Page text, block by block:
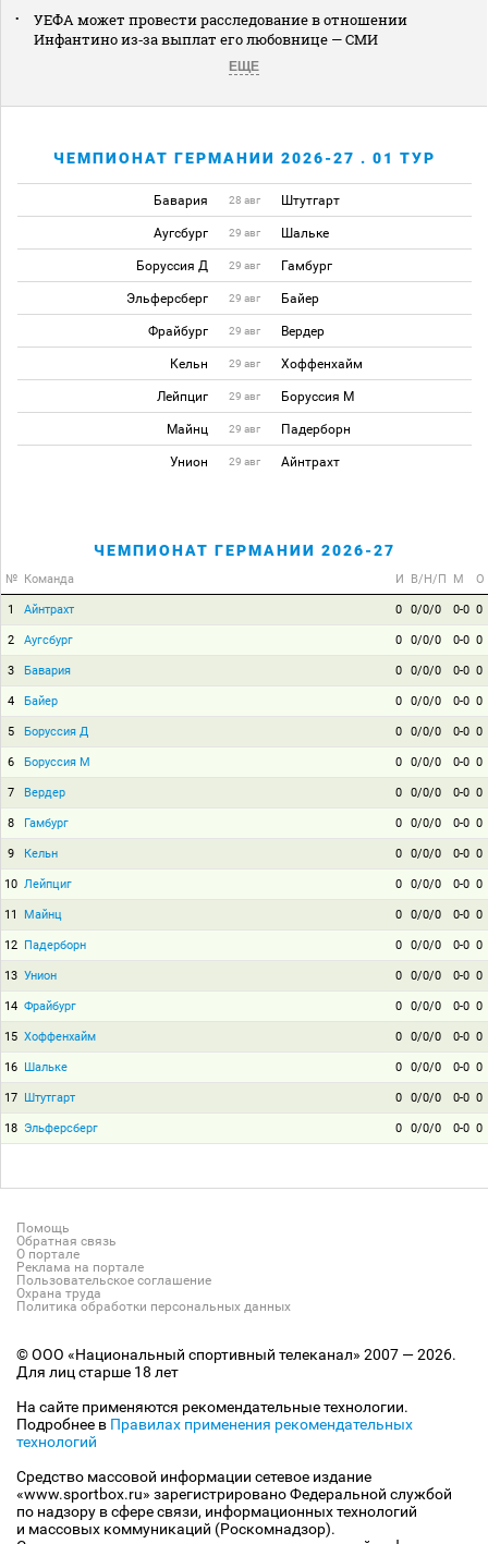
УЕФА может провести расследование в отношении
Инфантино из‑за выплат его любовнице — СМИ
ЕЩЕ
ЧЕМПИОНАТ ГЕРМАНИИ 2026-27 . 01 ТУР
Бавария 28 авг Штутгарт
Аугсбург 29 авг Шальке
Боруссия Д 29 авг Гамбург
Эльферсберг 29 авг Байер
Фрайбург 29 авг Вердер
Кельн 29 авг Хоффенхайм
Лейпциг 29 авг Боруссия М
Майнц 29 авг Падерборн
Унион 29 авг Айнтрахт
ЧЕМПИОНАТ ГЕРМАНИИ 2026-27
№ Команда И В/Н/П М О
1 Айнтрахт 0 0/0/0 0-0 0
2 Аугсбург 0 0/0/0 0-0 0
3 Бавария 0 0/0/0 0-0 0
4 Байер 0 0/0/0 0-0 0
5 Боруссия Д 0 0/0/0 0-0 0
6 Боруссия М 0 0/0/0 0-0 0
7 Вердер 0 0/0/0 0-0 0
8 Гамбург 0 0/0/0 0-0 0
9 Кельн 0 0/0/0 0-0 0
10 Лейпциг 0 0/0/0 0-0 0
11 Майнц 0 0/0/0 0-0 0
12 Падерборн 0 0/0/0 0-0 0
13 Унион 0 0/0/0 0-0 0
14 Фрайбург 0 0/0/0 0-0 0
15 Хоффенхайм 0 0/0/0 0-0 0
16 Шальке 0 0/0/0 0-0 0
17 Штутгарт 0 0/0/0 0-0 0
18 Эльферсберг 0 0/0/0 0-0 0
Помощь
Обратная связь
О портале
Реклама на портале
Пользовательское соглашение
Охрана труда
Политика обработки персональных данных
© ООО «Национальный спортивный телеканал» 2007 — 2026.
Для лиц старше 18 лет
На сайте применяются рекомендательные технологии.
Подробнее в Правилах применения рекомендательных
технологий
Средство массовой информации сетевое издание
«www.sportbox.ru» зарегистрировано Федеральной службой
по надзору в сфере связи, информационных технологий
и массовых коммуникаций (Роскомнадзор).